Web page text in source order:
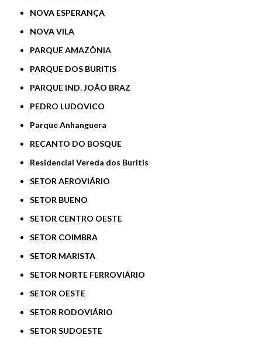
NOVA ESPERANÇA
NOVA VILA
PARQUE AMAZÔNIA
PARQUE DOS BURITIS
PARQUE IND. JOÃO BRAZ
PEDRO LUDOVICO
Parque Anhanguera
RECANTO DO BOSQUE
Residencial Vereda dos Buritis
SETOR AEROVIÁRIO
SETOR BUENO
SETOR CENTRO OESTE
SETOR COIMBRA
SETOR MARISTA
SETOR NORTE FERROVIÁRIO
SETOR OESTE
SETOR RODOVIÁRIO
SETOR SUDOESTE